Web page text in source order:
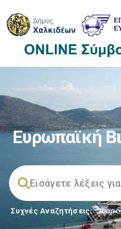
Ευρωπαϊκή
Συχνές Αναζητήσεις: